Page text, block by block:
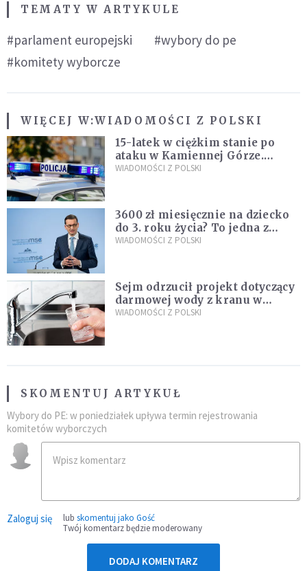
TEMATY W ARTYKULE
#parlament europejski
#wybory do pe
#komitety wyborcze
WIĘCEJ W:WIADOMOŚCI Z POLSKI
15-latek w ciężkim stanie po
ataku w Kamiennej Górze.
Policja zatrzymała dwóch
WIADOMOŚCI Z POLSKI
3600 zł miesięcznie na dziecko
do 3. roku życia? To jedna z
propozycji programu "Rozwój
WIADOMOŚCI Z POLSKI
Sejm odrzucił projekt dotyczący
darmowej wody z kranu w
restauracjach
WIADOMOŚCI Z POLSKI
SKOMENTUJ ARTYKUŁ
Wybory do PE: w poniedziałek upływa termin rejestrowania
komitetów wyborczych
Zaloguj się lub skomentuj jako Gość
Twój komentarz będzie moderowany
DODAJ KOMENTARZ